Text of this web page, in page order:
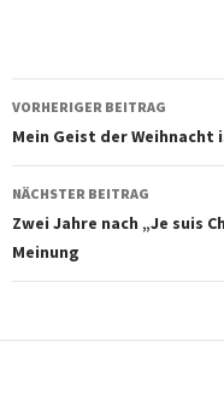
VORHERIGER BEITRAG
Mein Geist der Weihnacht
NÄCHSTER BEITRAG
Zwei Jahre nach „Je suis
Meinung